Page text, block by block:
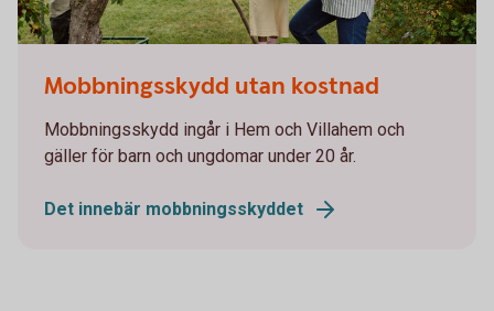
Mobbningsskydd utan kostnad
Mobbningsskydd ingår i Hem och Villahem och
gäller för barn och ungdomar under 20 år.
Det innebär mobbningsskyddet